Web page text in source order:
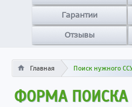
Гарантии
Отзывы
Главная Поиск нужного
ФОРМА ПОИСКА